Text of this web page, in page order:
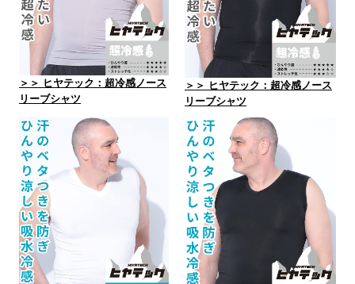
＞＞ ヒヤテック：超冷感ノース
リーブシャツ
＞＞ ヒヤテック：超冷感ノース
リーブシャツ